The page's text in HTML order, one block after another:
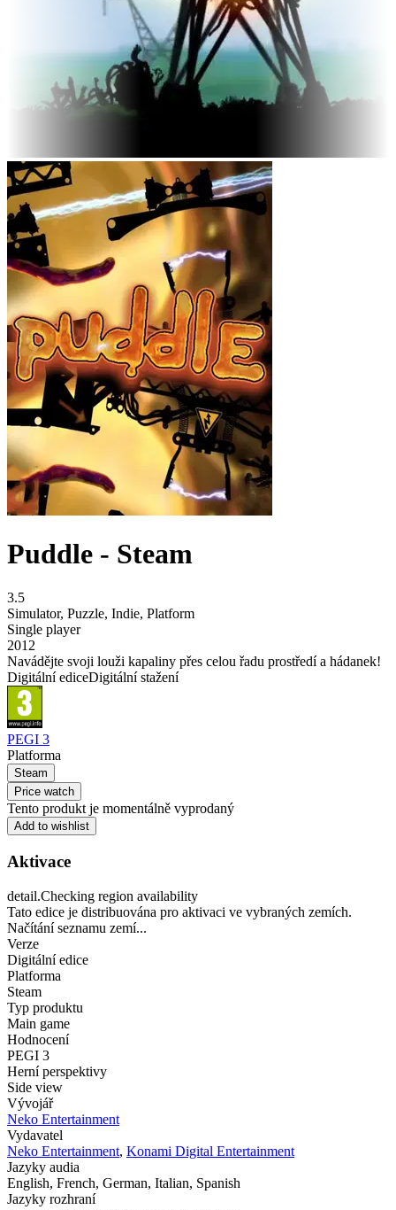
Puddle - Steam
3.5
Simulator, Puzzle, Indie, Platform
Single player
2012
Navádějte svoji louži kapaliny přes celou řadu prostředí a hádanek!
Digitální ediceDigitální stažení
PEGI 3
Platforma
Steam
Price watch
Tento produkt je momentálně vyprodaný
Add to wishlist
Aktivace
detail.Checking region availability
Tato edice je distribuována pro aktivaci ve vybraných zemích.
Načítání seznamu zemí...
Verze
Digitální edice
Platforma
Steam
Typ produktu
Main game
Hodnocení
PEGI 3
Herní perspektivy
Side view
Vývojář
Neko Entertainment
Vydavatel
Neko Entertainment, Konami Digital Entertainment
Jazyky audia
English, French, German, Italian, Spanish
Jazyky rozhraní